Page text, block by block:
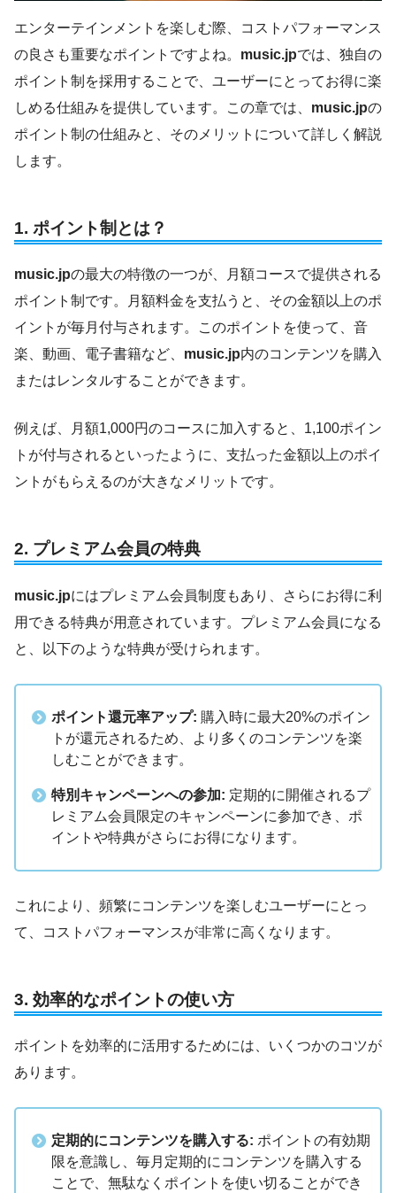
エンターテインメントを楽しむ際、コストパフォーマンス
の良さも重要なポイントですよね。 music.jpでは、独自の
ポイント制を採用することで、ユーザーにとってお得に楽
しめる仕組みを提供しています。この章では、 music.jpの
ポイント制の仕組みと、そのメリットについて詳しく解説
します。
1. ポイント制とは？
music.jpの最大の特徴の一つが、月額コースで提供される
ポイント制です。月額料金を支払うと、その金額以上のポ
イントが毎月付与されます。このポイントを使って、音
楽、動画、電子書籍など、 music.jp内のコンテンツを購入
またはレンタルすることができます。
例えば、月額1,000円のコースに加入すると、1,100ポイン
トが付与されるといったように、支払った金額以上のポイ
ントがもらえるのが大きなメリットです。
2. プレミアム会員の特典
music.jpにはプレミアム会員制度もあり、さらにお得に利
用できる特典が用意されています。プレミアム会員になる
と、以下のような特典が受けられます。
ポイント還元率アップ: 購入時に最大20%のポイン
トが還元されるため、より多くのコンテンツを楽
しむことができます。
特別キャンペーンへの参加: 定期的に開催されるプ
レミアム会員限定のキャンペーンに参加でき、ポ
イントや特典がさらにお得になります。
これにより、頻繁にコンテンツを楽しむユーザーにとっ
て、コストパフォーマンスが非常に高くなります。
3. 効率的なポイントの使い方
ポイントを効率的に活用するためには、いくつかのコツが
あります。
定期的にコンテンツを購入する: ポイントの有効期
限を意識し、毎月定期的にコンテンツを購入する
ことで、無駄なくポイントを使い切ることができ